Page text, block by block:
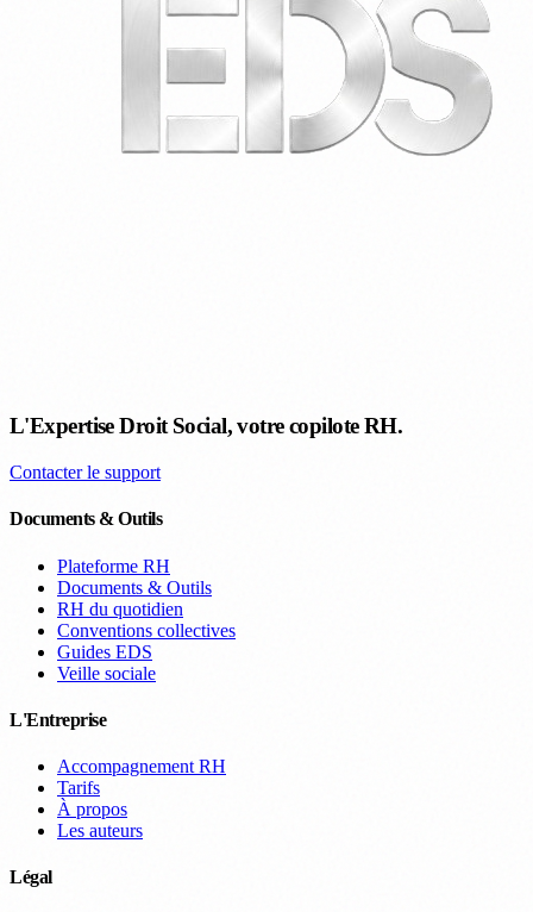
L'Expertise Droit Social, votre copilote RH.
Contacter le support
Documents & Outils
Plateforme RH
Documents & Outils
RH du quotidien
Conventions collectives
Guides EDS
Veille sociale
L'Entreprise
Accompagnement RH
Tarifs
À propos
Les auteurs
Légal